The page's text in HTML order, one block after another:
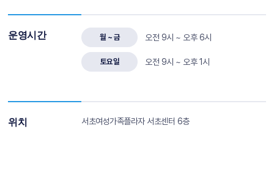
운영시간 월 ~ 금 오전 9시 ~ 오후 6시
토요일 오전 9시 ~ 오후 1시
위치 서초여성가족플라자 서초센터 6층